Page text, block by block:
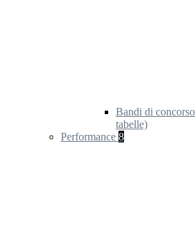
Bandi di
tabelle)
Performance 8